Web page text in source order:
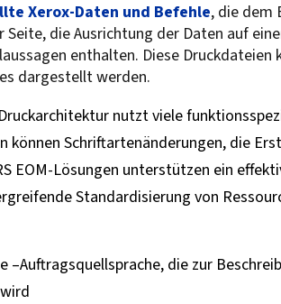
Xerox-Daten und Befehle, die dem
die Ausrichtung der Daten auf
enthalten. Diese
dargestellt werden.
nutzt viele
Schriftartenänderungen, die
EOM-Lösungen unterstützen ein
Standardisierung von
–Auftragsquellsprache, die zur